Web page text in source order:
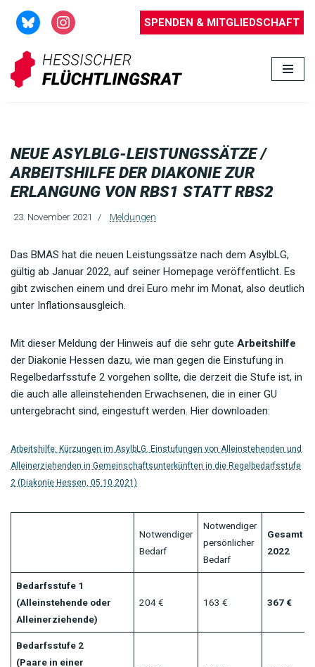
Zum
Inhalt
springen
SPENDEN & MITGLIEDSCHAFT
NEUE ASYLBLG-LEISTUNGSSÄTZE /
ARBEITSHILFE DER DIAKONIE ZUR
ERLANGUNG VON RBS1 STATT RBS2
23. November 2021 Meldungen
Das BMAS hat die neuen Leistungssätze nach dem AsylbLG,
gültig ab Januar 2022, auf seiner Homepage veröffentlicht. Es
gibt zwischen einem und drei Euro mehr im Monat, also deutlich
unter Inflationsausgleich.
Mit dieser Meldung der Hinweis auf die sehr gute Arbeitshilfe
der Diakonie Hessen dazu, wie man gegen die Einstufung in
Regelbedarfsstufe 2 vorgehen sollte, die derzeit die Stufe ist, in
die auch alle alleinstehenden Erwachsenen, die in einer GU
untergebracht sind, eingestuft werden. Hier downloaden:
Arbeitshilfe: Kürzungen im AsylbLG. Einstufungen von Alleinstehenden und
Alleinerziehenden in Gemeinschaftsunterkünften in die Regelbedarfsstufe
2 (Diakonie Hessen, 05.10.2021)
Notwendiger
Bedarf
Notwendiger
persönlicher
Bedarf
Gesamt
2022
Bedarfsstufe 1
(Alleinstehende oder
Alleinerziehende)
204 € 163 € 367 €
Bedarfsstufe 2
(Paare in einer